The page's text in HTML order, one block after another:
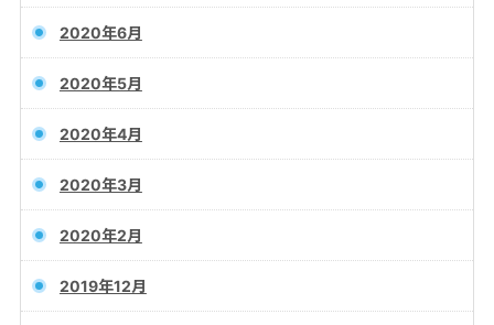
2020年6月
2020年5月
2020年4月
2020年3月
2020年2月
2019年12月